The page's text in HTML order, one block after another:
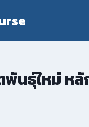
นธุ์ใหม่หลั